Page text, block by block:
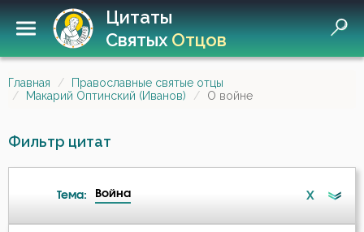
Цитаты
СвятыхОтцов
Главная
Православные святые отцы
Макарий Оптинский (Иванов)
О войне
Фильтр цитат
Тема: Война X